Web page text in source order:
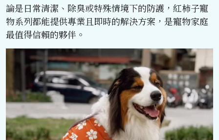
論是日常清潔、除臭或特殊情境下的防護，紅柿子寵
物系列都能提供專業且即時的解決方案，是寵物家庭
最值得信賴的夥伴。